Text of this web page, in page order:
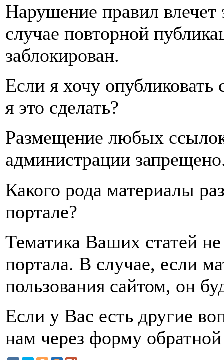
Нарушение правил влечет
случае повторной
заблокирован.
Если я хочу
я это сделать?
Размещение любых
администрации
Какого рода материалы
портале?
Тематика Ваших статей
портала. В случае, если
пользования сайтом, он
Если у Вас есть другие
нам через форму обратной